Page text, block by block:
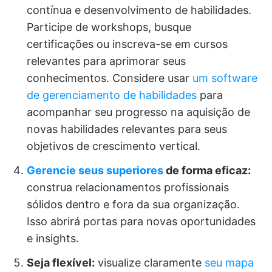
contínua e desenvolvimento de habilidades.
Participe de workshops, busque
certificações ou inscreva-se em cursos
relevantes para aprimorar seus
conhecimentos. Considere usar um software
de gerenciamento de habilidades para
acompanhar seu progresso na aquisição de
novas habilidades relevantes para seus
objetivos de crescimento vertical.
Gerencie seus superioresde forma eficaz:
construa relacionamentos profissionais
sólidos dentro e fora da sua organização.
Isso abrirá portas para novas oportunidades
e insights.
Seja flexível: visualize claramente seu mapa